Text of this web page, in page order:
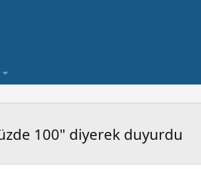
100" diyerek duyurdu